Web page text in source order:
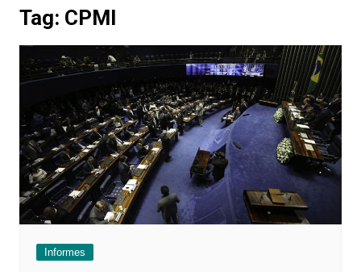
Tag: CPMI
Informes